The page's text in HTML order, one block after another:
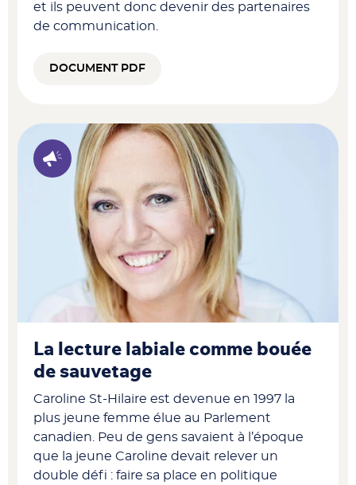
et ils peuvent donc devenir des partenaires
de communication.
DOCUMENT PDF
La lecture labiale comme bouée
de sauvetage
Caroline St-Hilaire est devenue en 1997 la
plus jeune femme élue au Parlement
canadien. Peu de gens savaient à l’époque
que la jeune Caroline devait relever un
double défi : faire sa place en politique